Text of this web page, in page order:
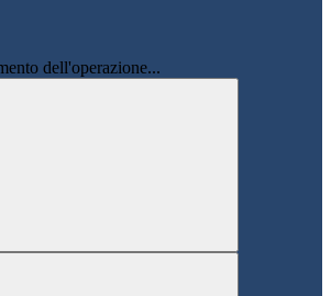
dell'operazione...